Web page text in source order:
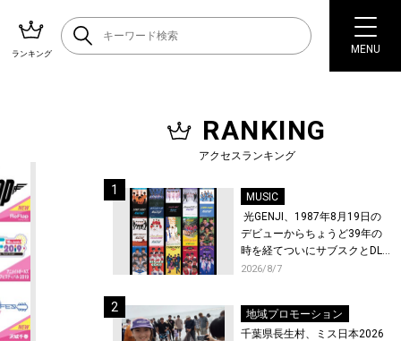
ランキング MENU
RANKING
アクセスランキング
MUSIC
光GENJI、1987年8月19日の
デビューからちょうど39年の
時を経てついにサブスクとDL
配信が解禁！
2026/8/7
地域プロモーション
千葉県長生村、ミス日本2026